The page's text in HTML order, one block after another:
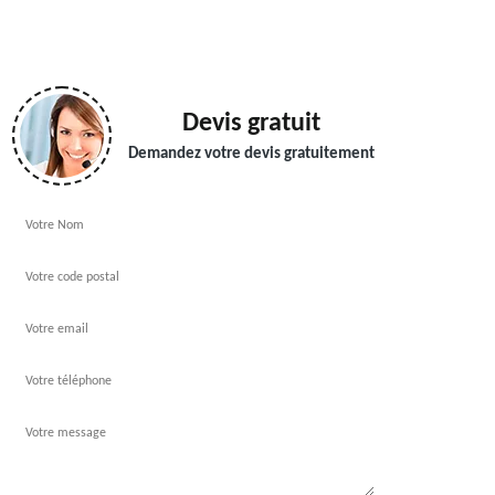
Devis gratuit
Demandez votre devis gratuitement